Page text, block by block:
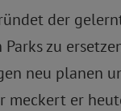
der
zu
neu planen
meckert er